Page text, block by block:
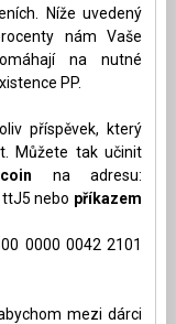
Níže uvedený
nám Vaše
na nutné
PP.
příspěvek, který
Můžete tak učinit
na adresu:
nebo příkazem
0000 0042 2101
mezi dárci